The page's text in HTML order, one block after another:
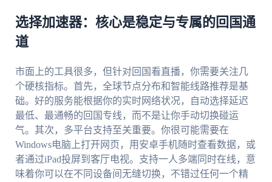
选择加速器：核心是稳定与专属的回国通
道
市面上的工具很多，但针对回国看直播，你需要关注几
个硬核指标。首先，全球节点分布和智能线路推荐是基
础。好的服务能根据你的实时网络状况，自动选择延迟
最低、最通畅的回国专线，而不是让你手动切换碰运
气。其次，多平台支持至关重要。你很可能需要在
Windows电脑上打开网页，用安卓手机随时查看数据，或
者通过iPad投屏到客厅电视。支持一人多端同时在线，意
味着你可以在不同设备间无缝切换，不错过任何一个精